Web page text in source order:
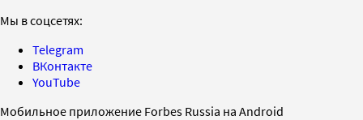
Мы в соцсетях:
Telegram
ВКонтакте
YouTube
Мобильное приложение Forbes Russia на Android